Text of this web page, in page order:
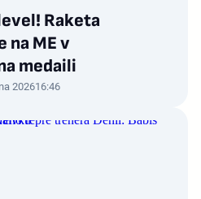
Raketa
na ME v
medaili
202616:46